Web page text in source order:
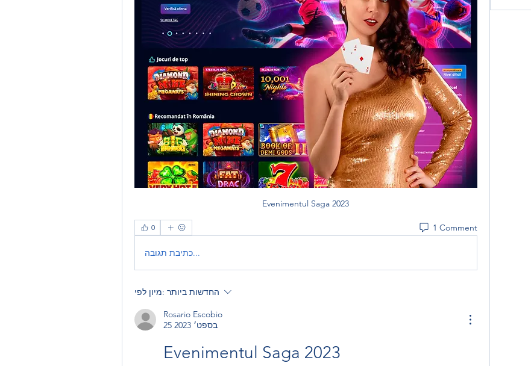
Evenimentul Saga 2023
0 1 Comment
כתיבת תגובה...
מיון לפי: החדשות ביותר
Rosario Escobio
25 בספט׳ 2023
Evenimentul Saga 2023